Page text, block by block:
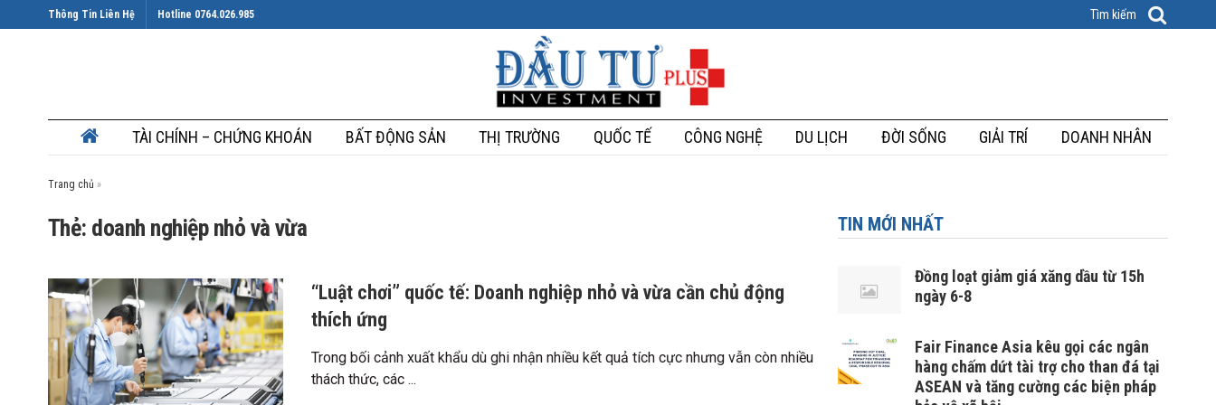
Thông Tin Liên Hệ Hotline 0764.026.985
TÀI CHÍNH – CHỨNG KHOÁN BẤT ĐỘNG SẢN THỊ TRƯỜNG QUỐC TẾ CÔNG NGHỆ DU LỊCH ĐỜI SỐNG GIẢI TRÍ DOANH NHÂN
Trang chủ »
Thẻ: doanh nghiệp nhỏ và vừa
“Luật chơi” quốc tế: Doanh nghiệp nhỏ và vừa cần chủ động
thích ứng
Trong bối cảnh xuất khẩu dù ghi nhận nhiều kết quả tích cực nhưng vẫn còn nhiều
thách thức, các ...
TIN MỚI NHẤT
Đồng loạt giảm giá xăng dầu từ 15h
ngày 6-8
Fair Finance Asia kêu gọi các ngân
hàng chấm dứt tài trợ cho than đá tại
ASEAN và tăng cường các biện pháp